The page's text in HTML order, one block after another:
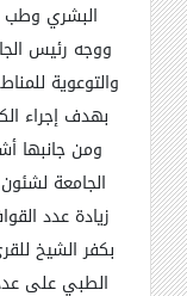
البشري وطب
ووجه رئيس
والتوعوية
بهدف إجراء
ومن جانبها
الجامعة
زيادة عدد
بكفر الشيخ
الطبي على